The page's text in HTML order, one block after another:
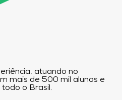
atuando no
mais de 500 mil alunos e
o Brasil.